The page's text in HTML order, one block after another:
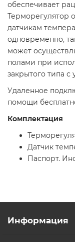
обеспечивает
Терморегулятор
датчикам
одновременно,
может
полами при
закрытого типа
Удаленное
помощи
Комплектация
Датчик
Паспорт.
Информация